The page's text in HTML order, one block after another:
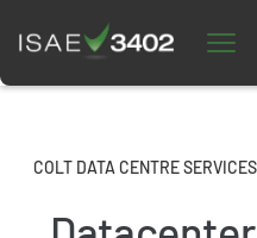
COLT DATA CENTRE